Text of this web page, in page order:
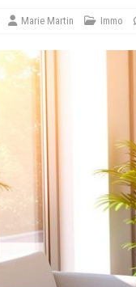
Marie Martin Immo